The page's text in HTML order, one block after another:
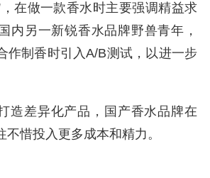
在做一款香水时主要强调精益求
内另一新锐香水品牌野兽青年，
作制香时引入A/B测试，以进一步
造差异化产品，国产香水品牌在
惜投入更多成本和精力。